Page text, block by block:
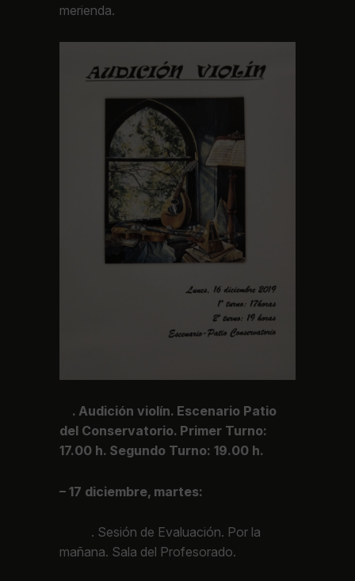
merienda.
. Audición violín. Escenario Patio
del Conservatorio. Primer Turno:
17.00 h. Segundo Turno: 19.00 h.
– 17 diciembre, martes:
. Sesión de Evaluación. Por la
mañana. Sala del Profesorado.